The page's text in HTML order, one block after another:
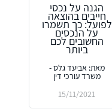
הגנה על נכסי
חייבים בהוצאה
לפועל: כך תשמרו
על הנכסים
החשובים לכם
ביותר
מאת: אביעד גלס -
משרד עורכי דין
15/11/2021